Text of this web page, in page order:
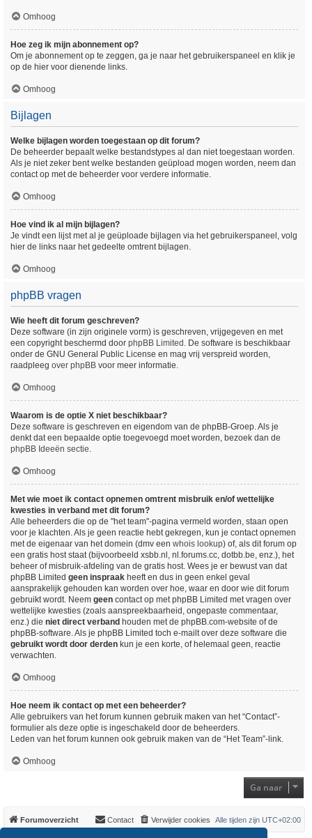
Omhoog
Hoe zeg ik mijn abonnement op?
Om je abonnement op te zeggen, ga je naar het gebruikerspaneel en klik je
op de hier voor dienende links.
Omhoog
Bijlagen
Welke bijlagen worden toegestaan op dit forum?
De beheerder bepaalt welke bestandstypes al dan niet toegestaan worden.
Als je niet zeker bent welke bestanden geüpload mogen worden, neem dan
contact op met de beheerder voor verdere informatie.
Omhoog
Hoe vind ik al mijn bijlagen?
Je vindt een lijst met al je geüploade bijlagen via het gebruikerspaneel, volg
hier de links naar het gedeelte omtrent bijlagen.
Omhoog
phpBB vragen
Wie heeft dit forum geschreven?
Deze software (in zijn originele vorm) is geschreven, vrijgegeven en met
een copyright beschermd door phpBB Limited . De software is beschikbaar
onder de GNU General Public License en mag vrij verspreid worden,
raadpleeg over phpBB voor meer informatie.
Omhoog
Waarom is de optie X niet beschikbaar?
Deze software is geschreven en eigendom van de phpBB-Groep. Als je
denkt dat een bepaalde optie toegevoegd moet worden, bezoek dan de
phpBB Ideeën sectie.
Omhoog
Met wie moet ik contact opnemen omtrent misbruik en/of wettelijke
kwesties in verband met dit forum?
Alle beheerders die op de "het team"-pagina vermeld worden, staan open
voor je klachten. Als je geen reactie hebt gekregen, kun je contact opnemen
met de eigenaar van het domein (dmv een whois lookup) of, als dit forum op
een gratis host staat (bijvoorbeeld xsbb.nl, nl.forums.cc, dotbb.be, enz.), het
beheer of misbruik-afdeling van de gratis host. Wees je er bewust van dat
phpBB Limited geen inspraak heeft en dus in geen enkel geval
aansprakelijk gehouden kan worden over hoe, waar en door wie dit forum
gebruikt wordt. Neem geen contact op met phpBB Limited met vragen over
wettelijke kwesties (zoals aanspreekbaarheid, ongepaste commentaar,
enz.) die niet direct verband houden met de phpBB.com-website of de
phpBB-software. Als je phpBB Limited toch e-mailt over deze software die
gebruikt wordt door derden kun je een korte, of helemaal geen, reactie
verwachten.
Omhoog
Hoe neem ik contact op met een beheerder?
Alle gebruikers van het forum kunnen gebruik maken van het “Contact”-
formulier als deze optie is ingeschakeld door de beheerders.
Leden van het forum kunnen ook gebruik maken van de “Het Team”-link.
Omhoog
Ga naar
Forumoverzicht Alle tijden zijn UTC+02:00
Verwijder cookies
Contact